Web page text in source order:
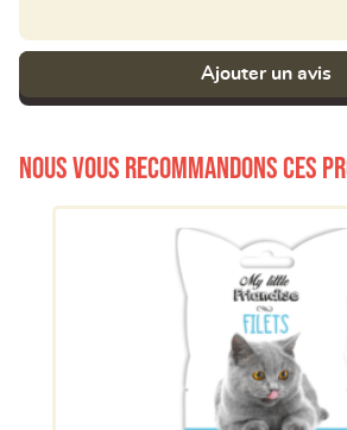
Ajouter un avis
Nous vous recommandons ces